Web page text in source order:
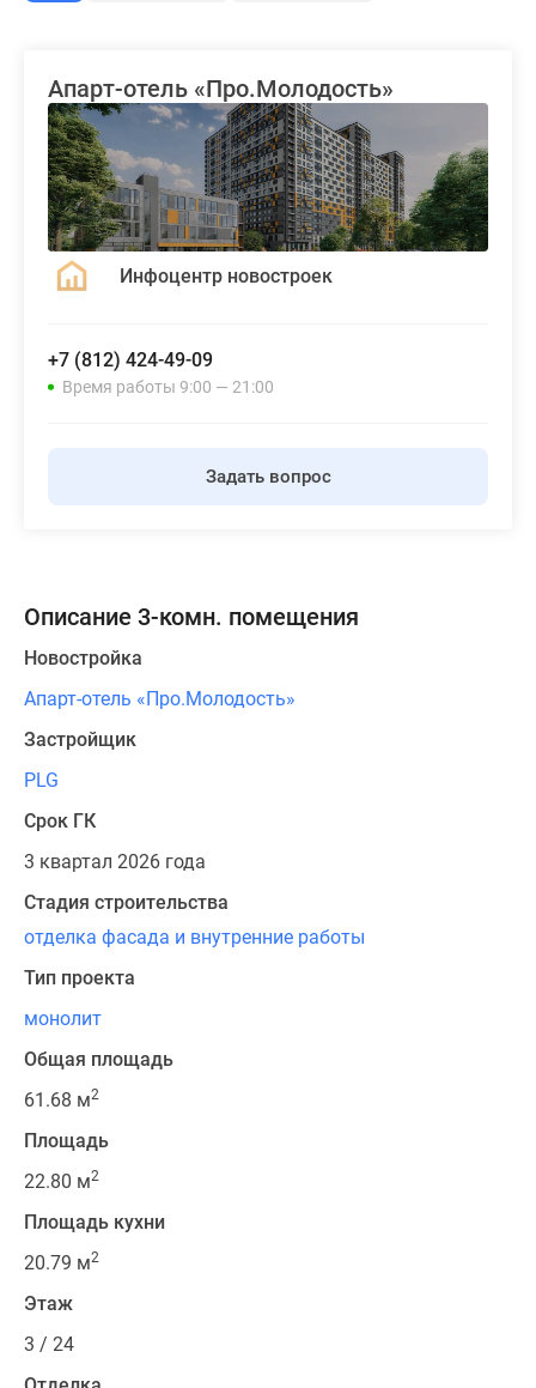
Апарт-отель «Про.Молодость»
Инфоцентр новостроек
+7 (812) 424-49-09
Время работы 9:00 — 21:00
Задать вопрос
Описание 3-комн. помещения
Новостройка
Апарт-отель «Про.Молодость»
Застройщик
PLG
Срок ГК
3 квартал 2026 года
Стадия строительства
отделка фасада и внутренние работы
Тип проекта
монолит
Общая площадь
61.68 м2
Площадь
22.80 м2
Площадь кухни
20.79 м2
Этаж
3 / 24